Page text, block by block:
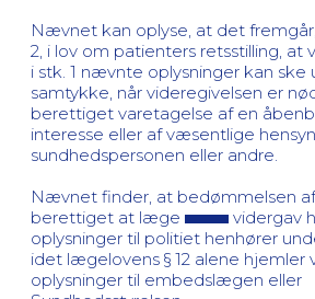
Nævnet kan oplyse, at det fremgår,
2, i lov om patienters retsstilling, at
i stk. 1 nævnte oplysninger kan
samtykke, når videregivelsen er
berettiget varetagelse af en
interesse eller af væsentlige
sundhedspersonen eller andre.
Nævnet finder, at bedømmelsen
berettiget at læge
vidergav
oplysninger til politiet henhører
idet lægelovens § 12 alene hjemler
oplysninger til embedslægen eller